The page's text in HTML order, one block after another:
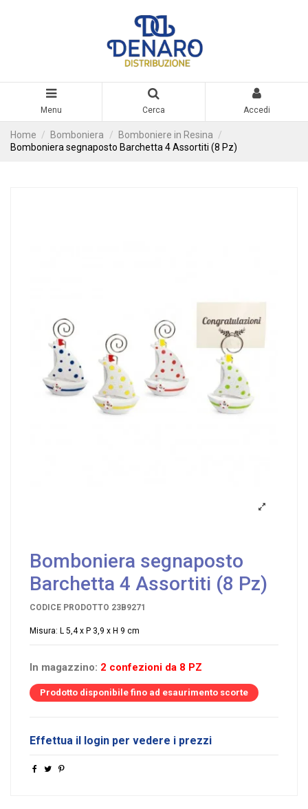
Menu Cerca Accedi
Home Bomboniera
Bomboniere in Resina
Bomboniera segnaposto Barchetta 4 Assortiti (8 Pz)
Bomboniera segnaposto
Barchetta 4 Assortiti (8 Pz)
CODICE PRODOTTO 23B9271
Misura: L 5,4 x P 3,9 x H 9 cm
In magazzino: 2 confezioni da 8 PZ
Prodotto disponibile fino ad esaurimento scorte
Effettua il login per vedere i prezzi